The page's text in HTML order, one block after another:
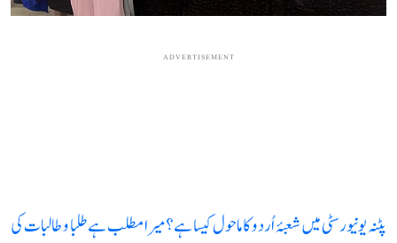
ADVERTISEMENT
پٹنہ یونیورسٹی میں شعبۂ اُردو کا ماحول کیسا ہے؟ میرا مطلب ہے طلبا و طالبات کی